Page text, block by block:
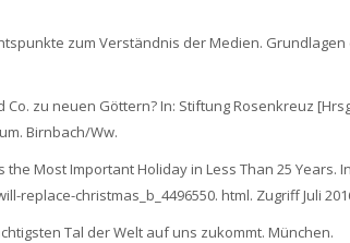
zum Verständnis der Medien.
Co. zu neuen Göttern? In: Stiftung Rosenkreuz
Birnbach/Ww.
the Most Important Holiday in Less Than 25 Years.
christmas_b_4496550. html. Zugriff Juli
Tal der Welt auf uns zukommt. München.